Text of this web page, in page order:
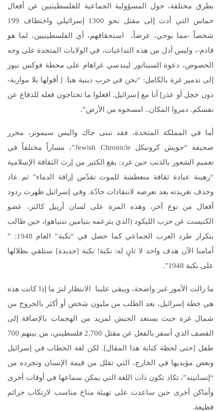
بطرق مختلفة، حول المسؤولية الجماعية للفلسطينيين عن أفعال
حماس التي أدت إلى مقتل نحو 1300 إسرائيلي واختطاف 199
شخصاً -مما يوحي، عرضاً، استحقاقهم، أي الفلسطينيين، لما هو
قادم-، وليس أدل من هذه التداعيات، في الولايات المتحدة على وجه
الخصوص، دعوة السيناتور ليندسي غراهام على محطة فوكس نيوز
إلى تدمير غزة بالكامل: “نحن في حرب دينية هنا. [ أقولها بلا مواربة-
دون خجل أو عذر] أنا مع إسرائيل. افعلوا ما تحتاجون فعله للدفاع عن
نفسكم. دمروا المكان.. امسحوه من الأرض”.
أما في المملكة المتحدة، فقد تبنى جاك واليس سيمونز، محرر
صحيفة “جويش كرونيكل Jewish Chronicle”، مساراً مختلفاً في
تعميم الشعور بالذنب حين غرد: يقع الكثير من إرث الثقافة الإسلامية
“رهينة عبادة ثقافة متعطشة للموت تقدّس إراقة الدماء” ثم عاد
وحذف تغريدته بعد تعرضه لانتقادات حادّة. وفي إسرائيل ظهرت ردود
أفعال من نوع آخر، وهذه المرة على لسان أرييل كالنر، عضو
الكنيست عن حزب الليكود (الذي يتزعمه بنيامين نتنياهو)، حين طالب
بتكرار طرد العرب الجماعي كما حصل في “نكبة” العام 1948: ”
أمامنا الآن هدف واحد لا ثانٍ له: نكبة! نكبة [جديدة] ستلقي بظلالها
على نكبة 1948″.
ما زالت الأمور غير واضحة، ويبقى علينا الانتظار لنرَ ما إذا كانت هذه
هي خطة إسرائيل، بعد الطلب من مليون شخص أو أكثر بالخروج من
شمال غزة حيث يستعد الجيش لمزيد من الهجمات بالإضافة إلى
القصف الذي أسفر بالفعل عن مقتل 2,700 فلسطيني، من بينهم 700
طفل [حتى لحظة كتابة هذا المقال]. لكن لغة الخطاب في إسرائيل
وبعض مؤيديها في الخارج، التي تقلل من قيمة الإنسان وتجرده من
“إنسانيته”، تكاد تكون ذات اللغة التي يمكن سماعها في أوقات أخرى
وأماكن أخرى حين ساعدت على تهيئة مناخ مناسب لارتكاب جرائم
فظيعة.